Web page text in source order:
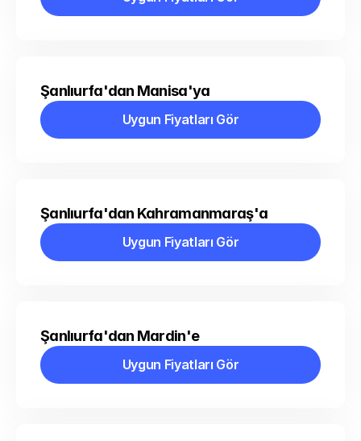
Uygun Fiyatları Gör
Şanlıurfa'dan Manisa'ya
Uygun Fiyatları Gör
Uygun Fiyatları Gör
Şanlıurfa'dan Kahramanmaraş'a
Uygun Fiyatları Gör
Uygun Fiyatları Gör
Şanlıurfa'dan Mardin'e
Uygun Fiyatları Gör
Uygun Fiyatları Gör